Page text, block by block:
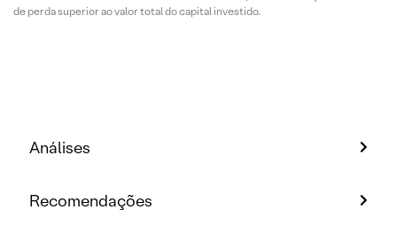
de perda superior ao valor total do capital investido.
Análises
Recomendações